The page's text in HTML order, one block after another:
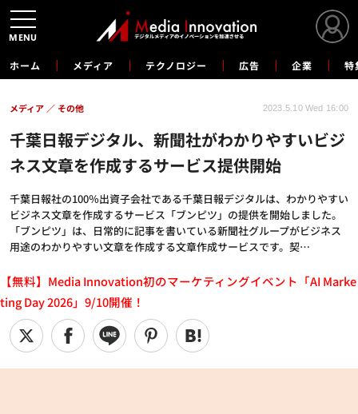
ホーム メディア テクノロジー 広告 企業 特
千葉日報デジタル、新聞社がわかりやすいビジ
ネス文章を作成するサービス提供開始
千葉日報社の100％出資子会社である千葉日報デジタルは、わかりやすい
ビジネス文章を作成するサービス「ブンピツ」の提供を開始しました。
「ブンピツ」は、日常的に記事を書いている新聞社グループがビジネス
用途のわかりやすい文章を作成する文章作成サービスです。契…
メディア その他 2023.5.10 Wed 16:00
【無料】Media Innovation初のマーケティングイベント「AI Marke
ting Day 2026」9/10開催！
MENU